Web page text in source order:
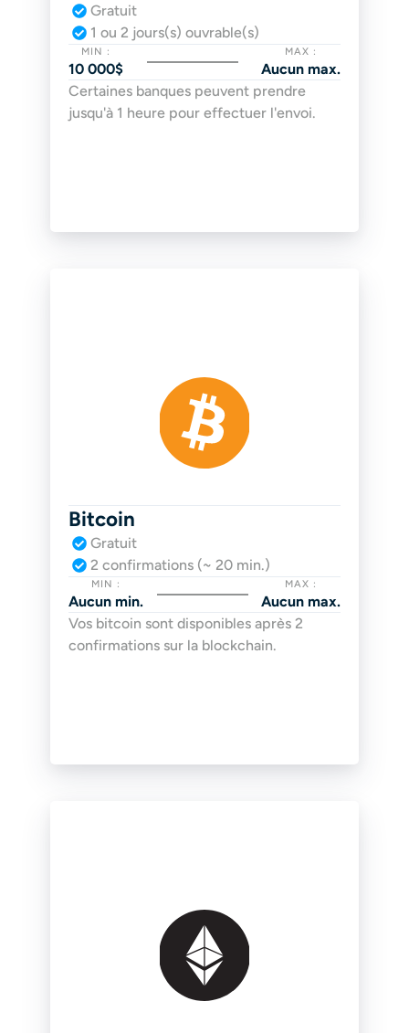
Gratuit
1 ou 2 jours(s) ouvrable(s)
MIN :
10 000$
MAX :
Aucun max.
Certaines banques peuvent prendre
jusqu'à 1 heure pour effectuer l'envoi.
Bitcoin
Gratuit
2 confirmations (~ 20 min.)
MIN :
Aucun min.
MAX :
Aucun max.
Vos bitcoin sont disponibles après 2
confirmations sur la blockchain.